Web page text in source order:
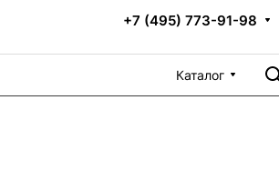
+7 (495) 773-91-98
Каталог